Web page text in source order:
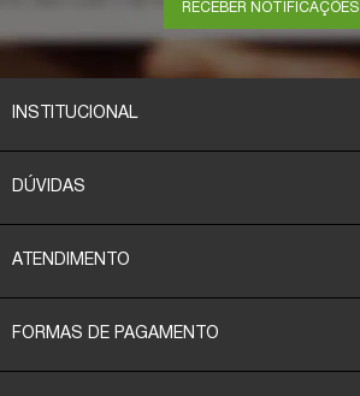
RECEBER NOTIFICAÇÕES
INSTITUCIONAL
DÚVIDAS
ATENDIMENTO
FORMAS DE PAGAMENTO